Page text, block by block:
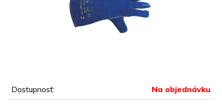
Dostupnosť: Na objednávku